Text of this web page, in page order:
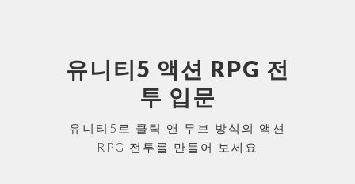
유니티5 액션 RPG 전
투 입문
유니티5로 클릭 앤 무브 방식의 액션
RPG 전투를 만들어 보세요